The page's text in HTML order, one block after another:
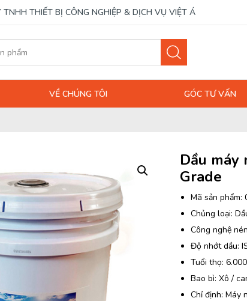
TNHH THIẾT BỊ CÔNG NGHIỆP & DỊCH VỤ VIỆT Á
VỀ CHÚNG TÔI GÓC TƯ VẤN
Dầu máy
Grade
Mã sản
Chủng loại:
Công nghệ
Độ nhớt dầu:
Tuổi thọ:
Bao bì: Xô /
Chỉ định: Máy